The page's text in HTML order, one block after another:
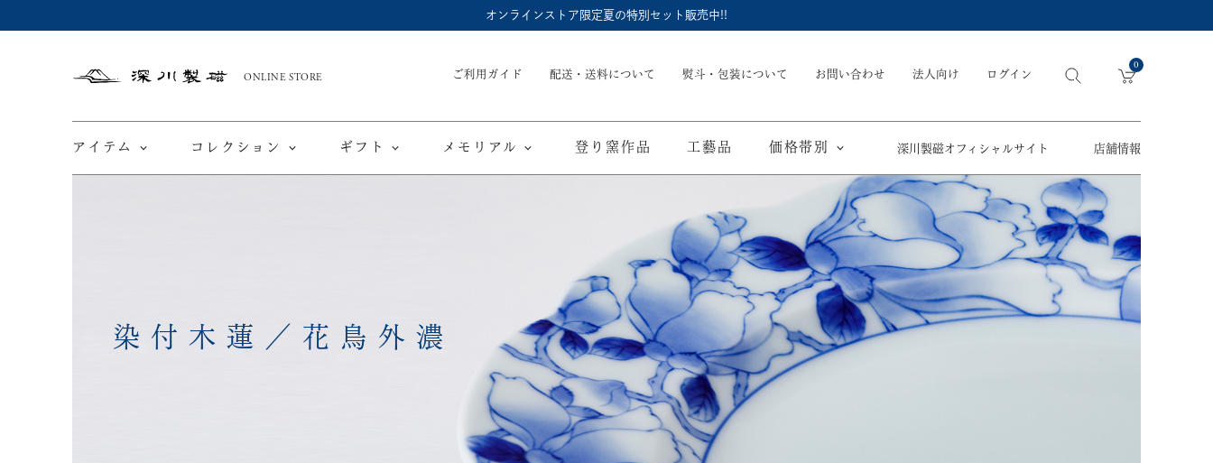
オンラインストア限定夏の特別セット販売中!!
深
ONLINE STORE ご利用ガイド 配送・送料について 熨斗・包装について お問い合わせ 法人向け ログイン
0
アイテム
子供食器
カップ ＆ ソーサー カップ／ゴブレット マグカップ
酒器 ポット／急須／土瓶
湯呑
コレクション
ブルーチャイナ 寿赤絵
オツカレサマ、
ワタシ
ARTE WAN ARTE PLATE 富士山
ギフト
御結婚御祝 引出物
長寿の御祝 節目の御祝
海外へのお土産 弔事 eギフト
メモリアル
長命壺 (骨壺) 手元供養
仏具 ペット骨壺
登り窯作品 工藝品 価格帯別
〜
5,500円 以内
5,501円～11,000円(税込)
深川製磁オフィシャルサイト 店舗情報
染付木蓮／花鳥外濃